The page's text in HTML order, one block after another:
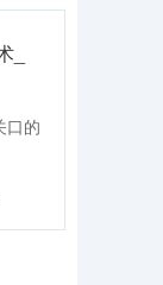
口的